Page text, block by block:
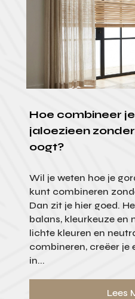
Hoe combineer
jaloezieen
oogt?
Wil je weten hoe je
kunt combineren
Dan zit je hier goed.
balans, kleurkeuze en
lichte kleuren en
combineren, creëer je
in...
Lees